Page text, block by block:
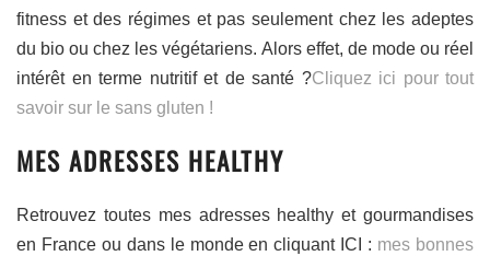
fitness et des régimes et pas seulement chez les adeptes
du bio ou chez les végétariens. Alors effet, de mode ou réel
intérêt en terme nutritif et de santé ?Cliquez ici pour tout
savoir sur le sans gluten !
MES ADRESSES HEALTHY
Retrouvez toutes mes adresses healthy et gourmandises
en France ou dans le monde en cliquant ICI : mes bonnes